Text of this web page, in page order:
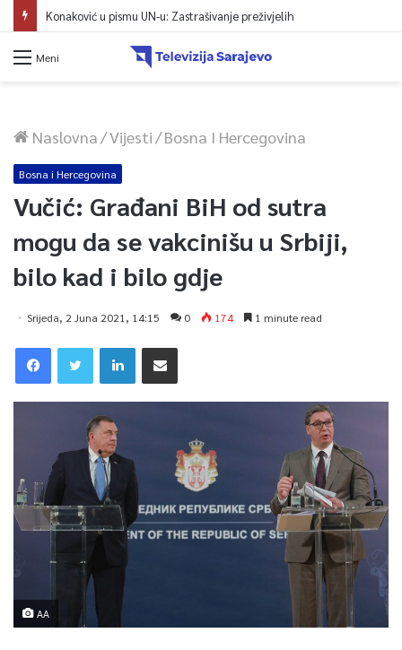
Konaković u pismu UN-u: Zastrašivanje preživjelih
Meni
Naslovna/Vijesti/Bosna I Hercegovina
Bosna i Hercegovina
Vučić: Građani BiH od sutra
mogu da se vakcinišu u Srbiji,
bilo kad i bilo gdje
Srijeda, 2 Juna 2021, 14:15 0 174 1 minute read
AA